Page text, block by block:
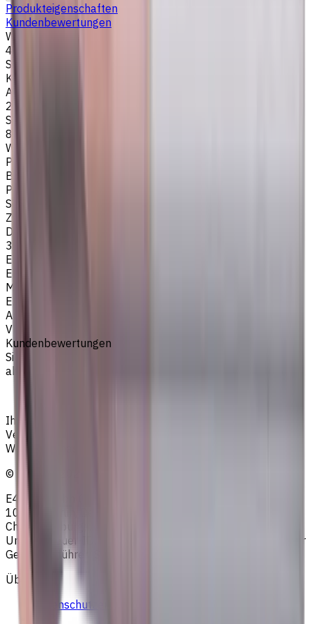
Produkteigenschaften
Kundenbewertungen
Werkzeugdurchmesser, mm
4
Stirngeometrie
Kugelkopf
Anzahl der Schneiden
2
Schneidenlänge, mm
8
Werkstückmaterial
P - Stahl
Bearbeitungsart
Profilfräsen
Schafttyp
Zylinderschaft
Drallwinkel
30
Easycut Serie
EM281
Marke
EASYCUT
Artikeltyp
VHM Schaftfräsern
Kundenbewertungen
Sie müssen eingeloggt sein, um eine Bewertung
abzugeben.
Ihr zuverlässiger Lieferant von Werkzeugen,
Verbrauchsmaterialien und Kühlschmierstoffen für CNC-
Werkzeugmaschinen in der Metallbearbeitung
©
E4B2B Gmbh (CNCmarket.de); Heisenbergstraße 5,
10587, Berlin, Deutschland; Registergericht: Amtsgericht
Charlottenburg; Handelsregisternummer: HRB 258196 B;
Umsatzsteuer-ID: DE364343215; Vertretungsberechtigter
Geschäftsführer: Sergey Sysoev
Über uns
Datenschutzerklärung